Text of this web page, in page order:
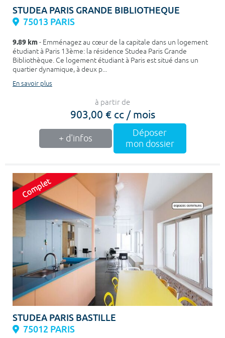
Chercher
STUDEA PARIS GRANDE BIBLIOTHEQUE
75013 PARIS
9.89 km- Emménagez au cœur de la capitale dans un logement
étudiant à Paris 13ème: la résidence Studea Paris Grande
Bibliothèque. Ce logement étudiant à Paris est situé dans un
quartier dynamique, à deux p...
En savoir plus
à partir de
903,00 € cc / mois
+ d'infos
Déposer
mon dossier
STUDEA PARIS BASTILLE
75012 PARIS